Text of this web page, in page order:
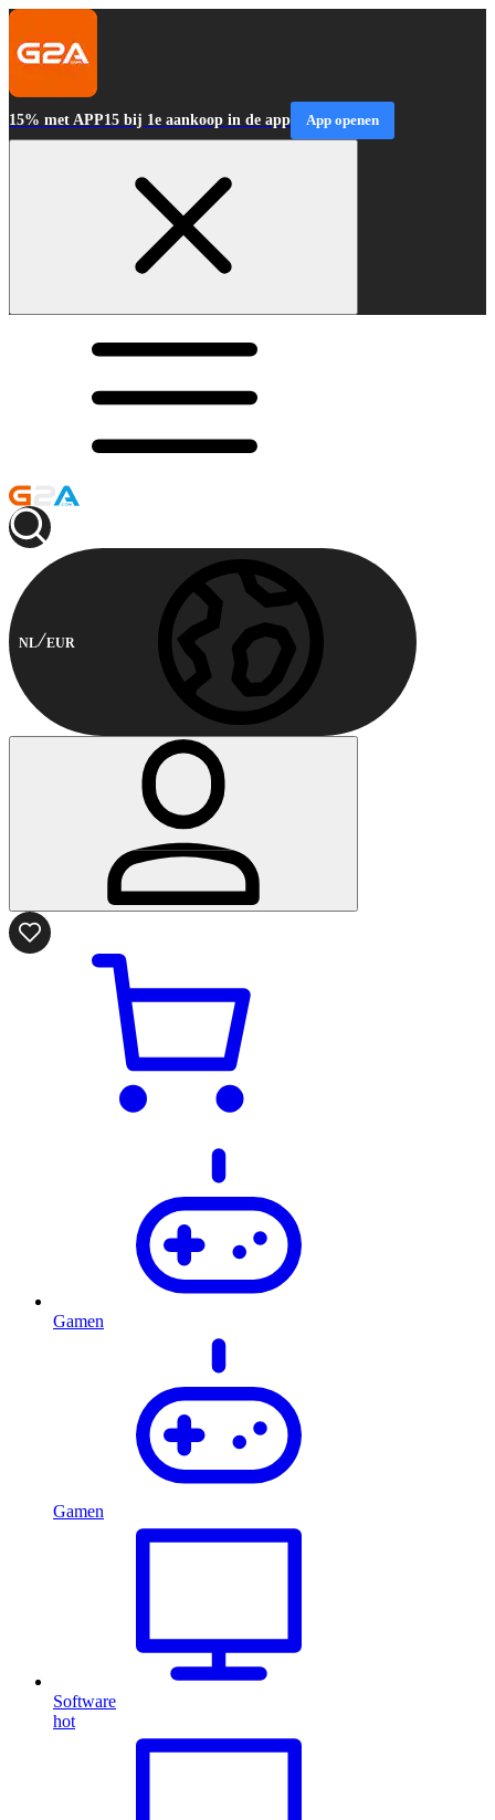
15% met APP15 bij 1e aankoop in de app App openen
NL EUR
Gamen
Gamen
Software
hot